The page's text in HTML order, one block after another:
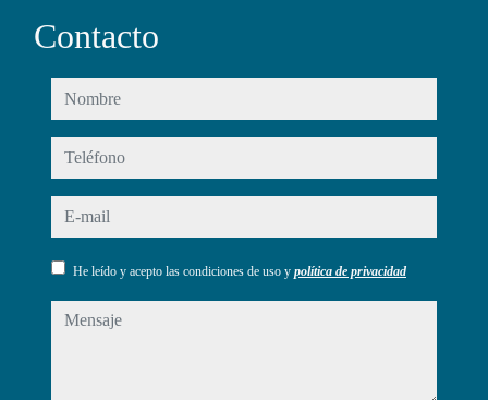
Contacto
nombre
teléfono
e-mail
He leído y acepto las condiciones de uso y política de privacidad
mensaje